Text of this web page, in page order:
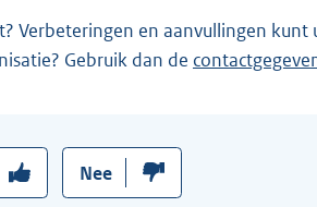
Verbeteringen en aanvullingen kunt
Gebruik dan de
Nee